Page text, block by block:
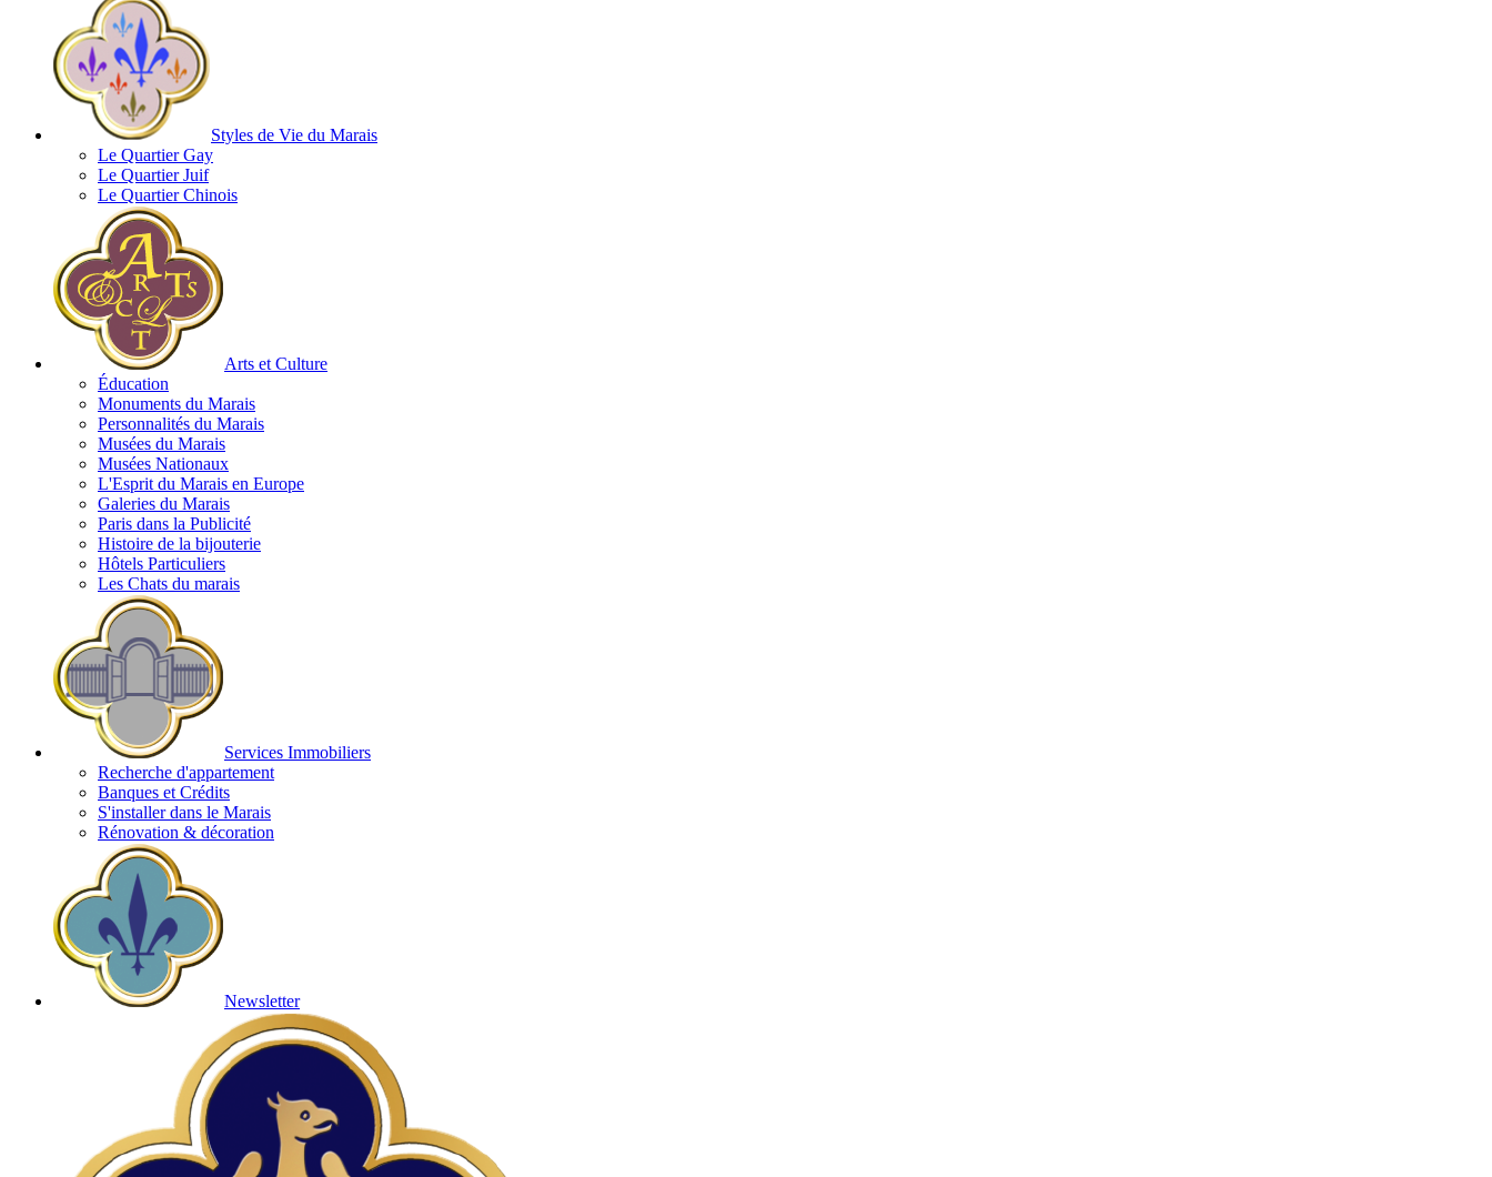
Styles de Vie du Marais
Le Quartier Gay
Le Quartier Juif
Le Quartier Chinois
Arts et Culture
Éducation
Monuments du Marais
Personnalités du Marais
Musées du Marais
Musées Nationaux
L'Esprit du Marais en Europe
Galeries du Marais
Paris dans la Publicité
Histoire de la bijouterie
Hôtels Particuliers
Les Chats du marais
Services Immobiliers
Recherche d'appartement
Banques et Crédits
S'installer dans le Marais
Rénovation & décoration
Newsletter